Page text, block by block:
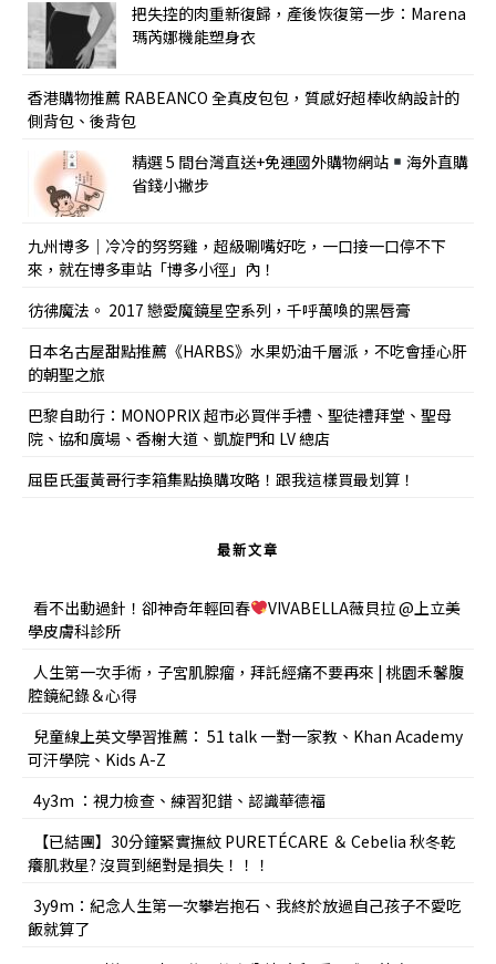
把失控的肉重新復歸，產後恢復第一步：Marena
瑪芮娜機能塑身衣
香港購物推薦 RABEANCO 全真皮包包，質感好超棒收納設計的
側背包、後背包
精選 5 間台灣直送+免運國外購物網站
海外直購
省錢小撇步
九州博多｜冷冷的努努雞，超級唰嘴好吃，一口接一口停不下
來，就在博多車站「博多小徑」內！
彷彿魔法。 2017 戀愛魔鏡星空系列，千呼萬喚的黑唇膏
日本名古屋甜點推薦《HARBS》水果奶油千層派，不吃會捶心肝
的朝聖之旅
巴黎自助行：MONOPRIX 超市必買伴手禮、聖徒禮拜堂、聖母
院、協和廣場、香榭大道、凱旋門和 LV 總店
屈臣氏蛋黃哥行李箱集點換購攻略！跟我這樣買最划算！
最新文章
看不出動過針！卻神奇年輕回春
VIVABELLA薇貝拉 @上立美
學皮膚科診所
人生第一次手術，子宮肌腺瘤，拜託經痛不要再來 | 桃園禾馨腹
腔鏡紀錄＆心得
兒童線上英文學習推薦： 51 talk 一對一家教、Khan Academy
可汗學院、Kids A-Z
4y3m ：視力檢查、練習犯錯、認識華德福
【已結團】30分鐘緊實撫紋 PURETÉCARE ＆ Cebelia 秋冬乾
癢肌救星? 沒買到絕對是損失！！！
3y9m：紀念人生第一次攀岩抱石、我終於放過自己孩子不愛吃
飯就算了